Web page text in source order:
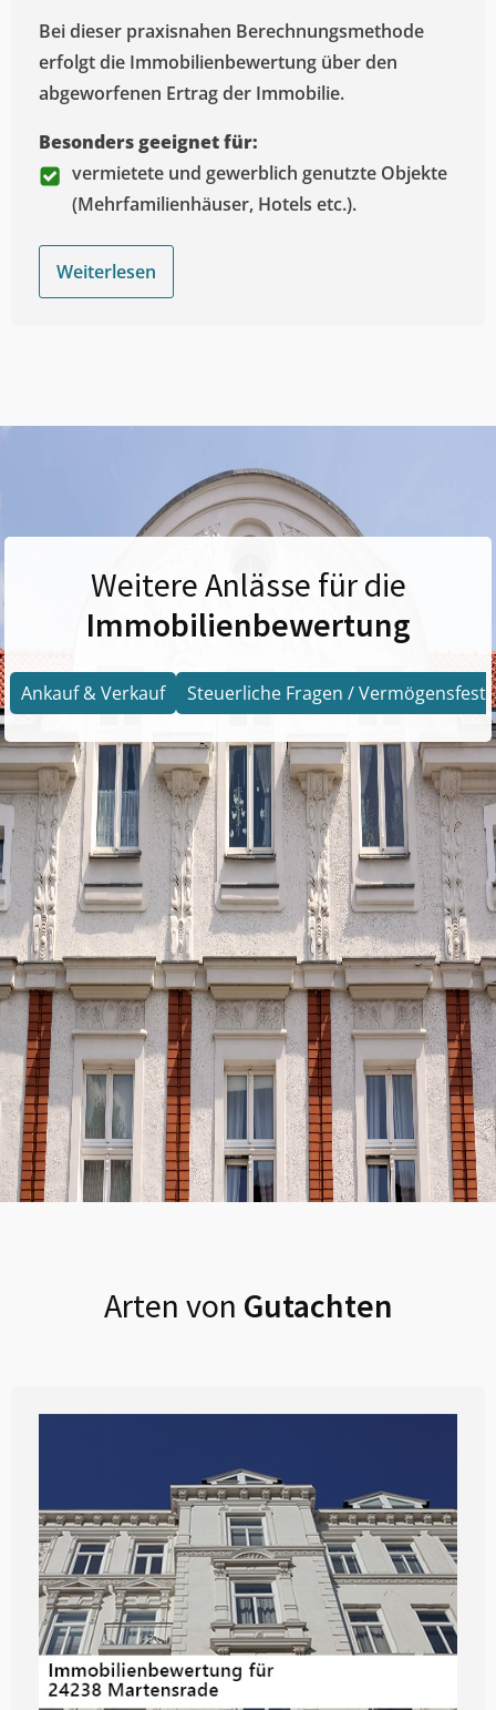
Bei dieser praxisnahen Berechnungsmethode
erfolgt die Immobilienbewertung über den
abgeworfenen Ertrag der Immobilie.
Besonders geeignet für:
vermietete und gewerblich genutzte Objekte
(Mehrfamilienhäuser, Hotels etc.).
Weiterlesen
Weitere Anlässe für die
Immobilienbewertung
Ankauf & Verkauf Steuerliche Fragen /
Arten von Gutachten